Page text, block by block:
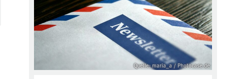
Quelle: maria_a / Photocase.de